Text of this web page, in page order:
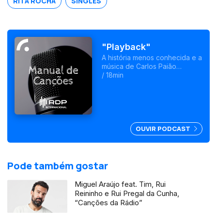
"Playback"
A história menos conhecida e a
música de Carlos Paião
chegam ao cinema com um
/ 18min
OUVIR PODCAST
Pode também gostar
Miguel Araújo feat. Tim, Rui
Reininho e Rui Pregal da Cunha,
“Canções da Rádio”